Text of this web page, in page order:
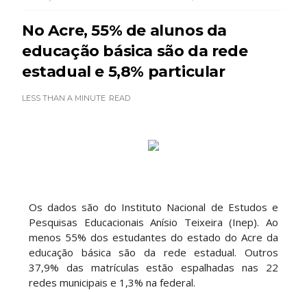
No Acre, 55% de alunos da
educação básica são da rede
estadual e 5,8% particular
LESS THAN A MINUTE READ
Os dados são do Instituto Nacional de Estudos e
Pesquisas Educacionais Anísio Teixeira (Inep). Ao
menos 55% dos estudantes do estado do Acre da
educação básica são da rede estadual. Outros
37,9% das matrículas estão espalhadas nas 22
redes municipais e 1,3% na federal.